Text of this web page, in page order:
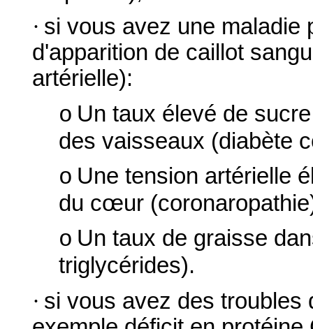
· si vous avez une maladie
d'apparition de caillot
artérielle):
o Un taux élevé de
des vaisseaux (diabète
o Une tension artérielle
du cœur
o Un taux de graisse
triglycérides).
· si vous avez des troubles